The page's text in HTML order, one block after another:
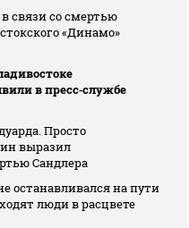
связи со смертью
«Динамо»
в пресс‑службе
Просто
выразил
Сандлера
останавливался на пути
люди в расцвете